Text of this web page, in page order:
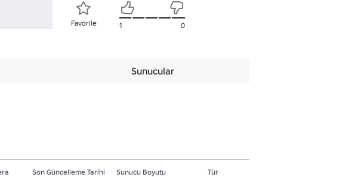
Favorile 1 0
Sunucular
Son Güncelleme Tarihi
Sunucu Boyutu
Tür